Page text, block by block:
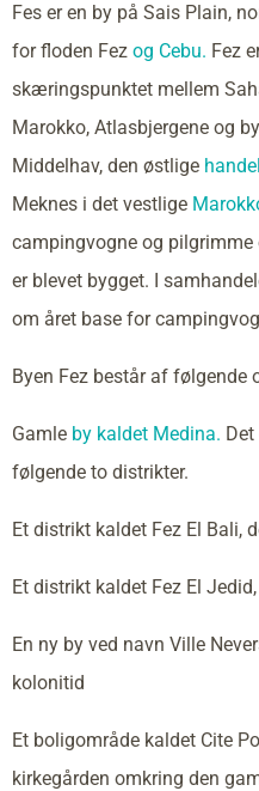
Fes er en by på Sais Plain,
for floden Fez og Cebu. Fez
skæringspunktet mellem
Marokko, Atlasbjergene og
Middelhav, den østlige
Meknes i det vestlige
campingvogne og
er blevet bygget. I
om året base for
Byen Fez består af følgende
Gamle by kaldet Medina.
følgende to distrikter.
Et distrikt kaldet Fez El Bali,
Et distrikt kaldet Fez El
En ny by ved navn Ville
kolonitid
Et boligområde kaldet Cite
kirkegården omkring den